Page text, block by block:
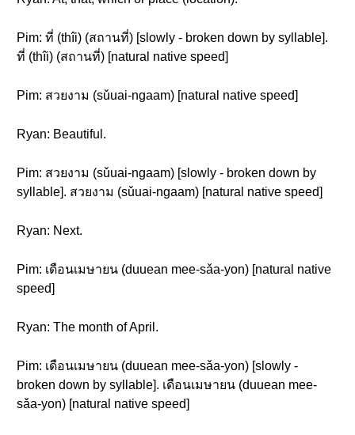
Pim: ที่ (thîi) (สถานที่) [slowly - broken down by syllable].
ที่ (thîi) (สถานที่) [natural native speed]
Pim: สวยงาม (sǔuai-ngaam) [natural native speed]
Ryan: Beautiful.
Pim: สวยงาม (sǔuai-ngaam) [slowly - broken down by
syllable]. สวยงาม (sǔuai-ngaam) [natural native speed]
Ryan: Next.
Pim: เดือนเมษายน (duuean mee-sǎa-yon) [natural native
speed]
Ryan: The month of April.
Pim: เดือนเมษายน (duuean mee-sǎa-yon) [slowly -
broken down by syllable]. เดือนเมษายน (duuean mee-
sǎa-yon) [natural native speed]